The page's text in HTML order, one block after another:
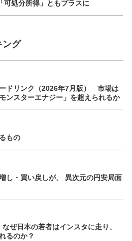
可処分所得」ともプラスに
ング
ドリンク（2026年7月版） 市場は
ンスターエナジー」を超えられるか
もの
し・買い戻しが、 異次元の円安局面
日本の若者はインスタに走り、
るのか？